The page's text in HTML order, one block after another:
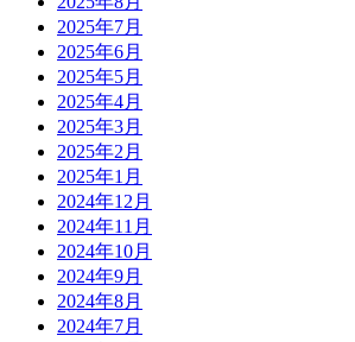
2025年7月
2025年6月
2025年5月
2025年4月
2025年3月
2025年2月
2025年1月
2024年12月
2024年11月
2024年10月
2024年9月
2024年8月
2024年7月